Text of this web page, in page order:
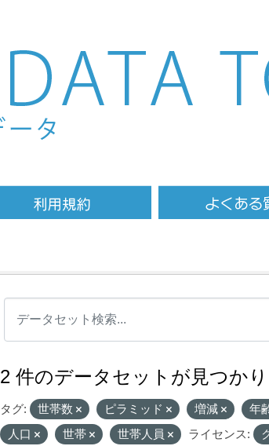
2 件のデータセットが見つか
タグ: 世帯数 ピラミッド 増減
年
人口
世帯 世帯人員 ライセンス: